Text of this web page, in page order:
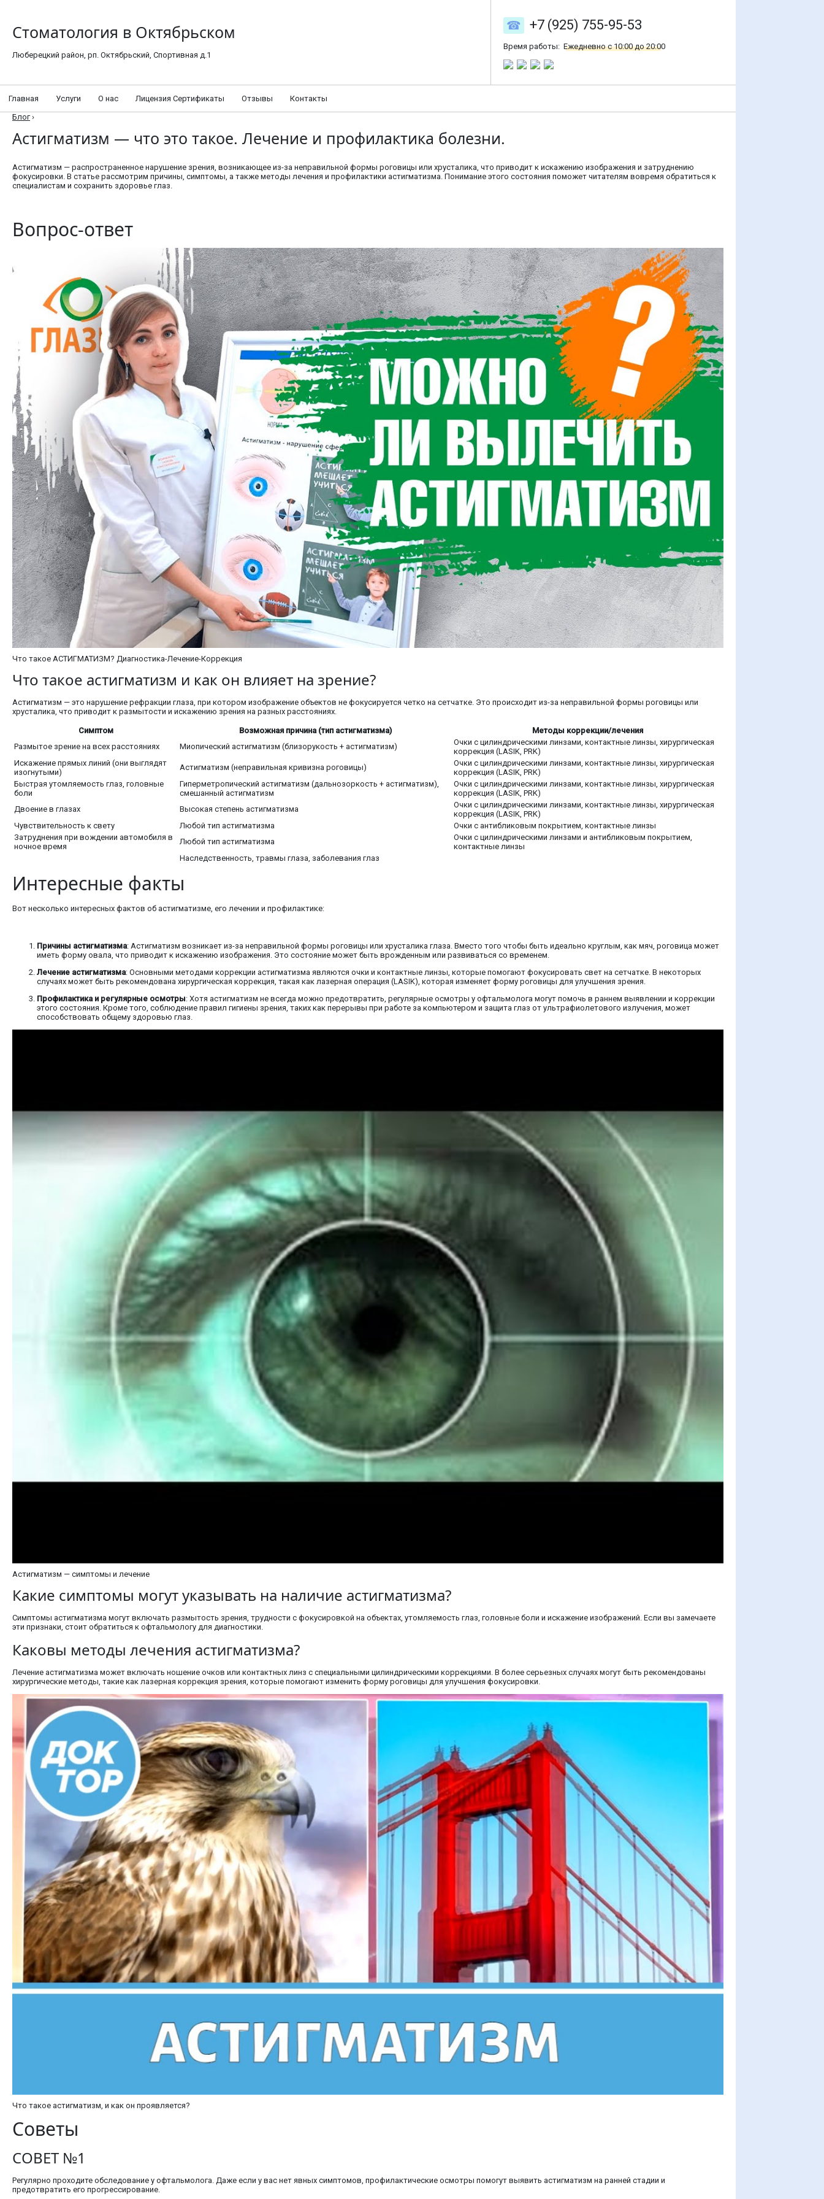
Стоматология в Октябрьском
Люберецкий район, рп. Октябрьский, Спортивная д.1
+7 (925) 755-95-53
Время работы: Ежедневно с 10:00 до 20:00
Главная Услуги О нас Лицензия Сертификаты Отзывы
Контакты
Блог ›
Астигматизм — что это такое. Лечение и профилактика болезни.
Астигматизм — распространенное нарушение зрения, возникающее из-за неправильной формы роговицы или хрусталика, что приводит к искажению изображения и затруднению
фокусировки. В статье рассмотрим причины, симптомы, а также методы лечения и профилактики астигматизма. Понимание этого состояния поможет читателям вовремя обратиться к
специалистам и сохранить здоровье глаз.
Вопрос-ответ
Что такое АСТИГМАТИЗМ? Диагностика-Лечение-Коррекция
Что такое астигматизм и как он влияет на зрение?
Астигматизм — это нарушение рефракции глаза, при котором изображение объектов не фокусируется четко на сетчатке. Это происходит из-за неправильной формы роговицы или
хрусталика, что приводит к размытости и искажению зрения на разных расстояниях.
Симптом Возможная причина (тип астигматизма)
Методы коррекции/лечения
Размытое зрение на всех расстояниях
Миопический астигматизм (близорукость + астигматизм)
Очки с цилиндрическими линзами, контактные линзы, хирургическая
коррекция (LASIK, PRK)
Искажение прямых линий (они выглядят
изогнутыми)
Астигматизм (неправильная кривизна роговицы)
Очки с цилиндрическими линзами, контактные линзы, хирургическая
коррекция (LASIK, PRK)
Быстрая утомляемость глаз, головные
боли
Гиперметропический астигматизм (дальнозоркость + астигматизм),
смешанный астигматизм
Очки с цилиндрическими линзами, контактные линзы, хирургическая
коррекция (LASIK, PRK)
Двоение в глазах
Высокая степень астигматизма
Очки с цилиндрическими линзами, контактные линзы, хирургическая
коррекция (LASIK, PRK)
Чувствительность к свету
Любой тип астигматизма
Очки с антибликовым покрытием, контактные линзы
Затруднения при вождении автомобиля в
ночное время
Любой тип астигматизма
Очки с цилиндрическими линзами и антибликовым покрытием,
контактные линзы
Наследственность, травмы глаза, заболевания глаз
Интересные факты
Вот несколько интересных фактов об астигматизме, его лечении и профилактике:
Причины астигматизма: Астигматизм возникает из-за неправильной формы роговицы или хрусталика глаза. Вместо того чтобы быть идеально круглым, как мяч, роговица может
иметь форму овала, что приводит к искажению изображения. Это состояние может быть врожденным или развиваться со временем.
Лечение астигматизма: Основными методами коррекции астигматизма являются очки и контактные линзы, которые помогают фокусировать свет на сетчатке. В некоторых
случаях может быть рекомендована хирургическая коррекция, такая как лазерная операция (LASIK), которая изменяет форму роговицы для улучшения зрения.
Профилактика и регулярные осмотры: Хотя астигматизм не всегда можно предотвратить, регулярные осмотры у офтальмолога могут помочь в раннем выявлении и коррекции
этого состояния. Кроме того, соблюдение правил гигиены зрения, таких как перерывы при работе за компьютером и защита глаз от ультрафиолетового излучения, может
способствовать общему здоровью глаз.
Астигматизм — симптомы и лечение
Какие симптомы могут указывать на наличие астигматизма?
Симптомы астигматизма могут включать размытость зрения, трудности с фокусировкой на объектах, утомляемость глаз, головные боли и искажение изображений. Если вы замечаете
эти признаки, стоит обратиться к офтальмологу для диагностики.
Каковы методы лечения астигматизма?
Лечение астигматизма может включать ношение очков или контактных линз с специальными цилиндрическими коррекциями. В более серьезных случаях могут быть рекомендованы
хирургические методы, такие как лазерная коррекция зрения, которые помогают изменить форму роговицы для улучшения фокусировки.
Что такое астигматизм, и как он проявляется?
Советы
СОВЕТ №1
Регулярно проходите обследование у офтальмолога. Даже если у вас нет явных симптомов, профилактические осмотры помогут выявить астигматизм на ранней стадии и
предотвратить его прогрессирование.